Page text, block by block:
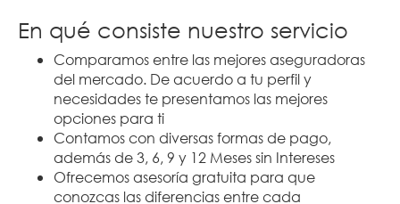
En qué consiste nuestro servicio
Comparamos entre las mejores aseguradoras
del mercado. De acuerdo a tu perfil y
necesidades te presentamos las mejores
opciones para ti
Contamos con diversas formas de pago,
además de 3, 6, 9 y 12 Meses sin Intereses
Ofrecemos asesoría gratuita para que
conozcas las diferencias entre cada